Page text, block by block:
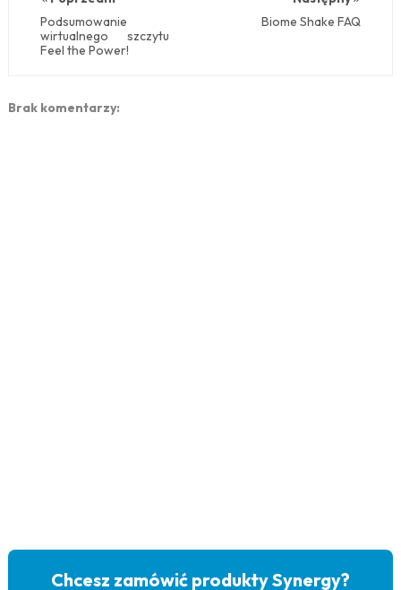
Biome Shake FAQ
Podsumowanie
wirtualnego szczytu
Feel the Power!
Brak komentarzy:
Chcesz zamówić produkty Synergy?